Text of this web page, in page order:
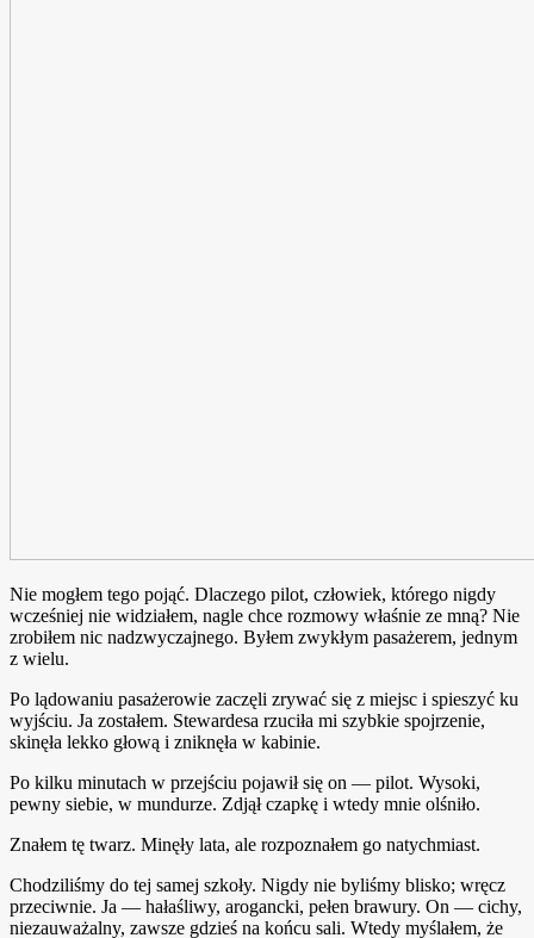
Nie mogłem tego pojąć. Dlaczego pilot, człowiek, którego nigdy
wcześniej nie widziałem, nagle chce rozmowy właśnie ze mną? Nie
zrobiłem nic nadzwyczajnego. Byłem zwykłym pasażerem, jednym
z wielu.
Po lądowaniu pasażerowie zaczęli zrywać się z miejsc i spieszyć ku
wyjściu. Ja zostałem. Stewardesa rzuciła mi szybkie spojrzenie,
skinęła lekko głową i zniknęła w kabinie.
Po kilku minutach w przejściu pojawił się on — pilot. Wysoki,
pewny siebie, w mundurze. Zdjął czapkę i wtedy mnie olśniło.
Znałem tę twarz. Minęły lata, ale rozpoznałem go natychmiast.
Chodziliśmy do tej samej szkoły. Nigdy nie byliśmy blisko; wręcz
przeciwnie. Ja — hałaśliwy, arogancki, pełen brawury. On — cichy,
niezauważalny, zawsze gdzieś na końcu sali. Wtedy myślałem, że